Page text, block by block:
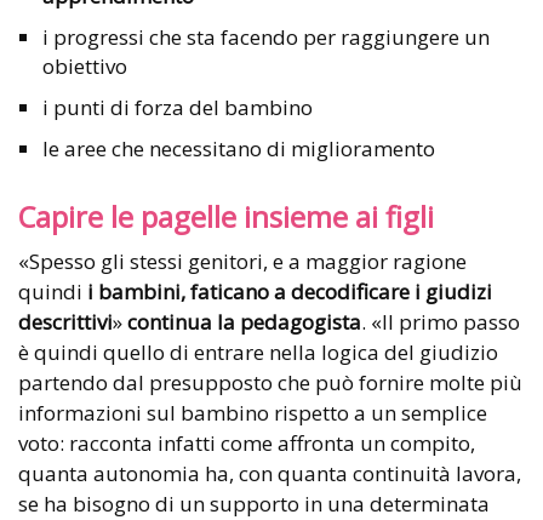
i progressi che sta facendo per raggiungere un
obiettivo
i punti di forza del bambino
le aree che necessitano di miglioramento
Capire le pagelle insieme ai figli
«Spesso gli stessi genitori, e a maggior ragione
quindi i bambini, faticano a decodificare i giudizi
descrittivi»continua la pedagogista. «Il primo passo
è quindi quello di entrare nella logica del giudizio
partendo dal presupposto che può fornire molte più
informazioni sul bambino rispetto a un semplice
voto: racconta infatti come affronta un compito,
quanta autonomia ha, con quanta continuità lavora,
se ha bisogno di un supporto in una determinata